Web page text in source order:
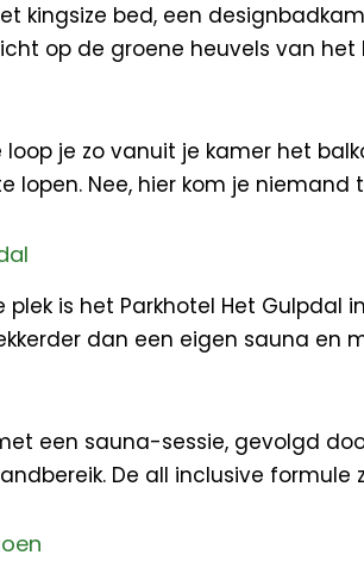
kingsize bed, een
op de groene heuvels van
loop je zo vanuit je kamer het
lopen. Nee, hier kom je
plek is het Parkhotel Het
dan een eigen sauna
een sauna-sessie, gevolgd
De all inclusive